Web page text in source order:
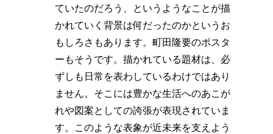
ていたのだろう、というようなことが描
かれていく背景は何だったのかというお
もしろさもあります。町田隆要のポスタ
ーもそうです。描かれている題材は、必
ずしも日常を表わしているわけではあり
ません。そこには豊かな生活へのあこが
れや図案としての誇張が表現されていま
す。このような表象が近未来を支えよう